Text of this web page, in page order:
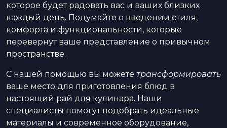
которое будет радовать вас и ваших близких
каждый день. Подумайте о введении стиля,
комфорта и функциональности, которые
перевернут ваше представление о привычном
пространстве.
С нашей помощью вы можете трансформировать
ваше место для приготовления блюд в
настоящий рай для кулинара. Наши
специалисты помогут подобрать идеальные
материалы и современное оборудование,